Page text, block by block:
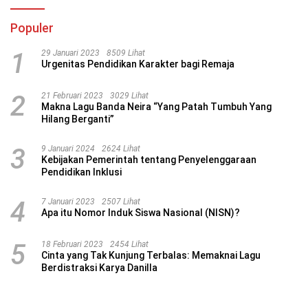
Populer
1 29 Januari 2023 8509 Lihat
Urgenitas Pendidikan Karakter bagi Remaja
2 21 Februari 2023 3029 Lihat
Makna Lagu Banda Neira “Yang Patah Tumbuh Yang
Hilang Berganti”
3 9 Januari 2024 2624 Lihat
Kebijakan Pemerintah tentang Penyelenggaraan
Pendidikan Inklusi
4 7 Januari 2023 2507 Lihat
Apa itu Nomor Induk Siswa Nasional (NISN)?
5 18 Februari 2023 2454 Lihat
Cinta yang Tak Kunjung Terbalas: Memaknai Lagu
Berdistraksi Karya Danilla